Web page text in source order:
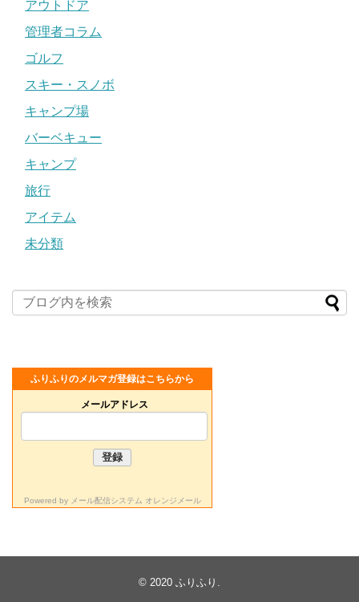
アウトドア
管理者コラム
ゴルフ
スキー・スノボ
キャンプ場
バーベキュー
キャンプ
旅行
アイテム
未分類
ふりふりのメルマガ登録はこちらから
メールアドレス
Powered by メール配信システム オレンジメール
© 2020 ふりふり .